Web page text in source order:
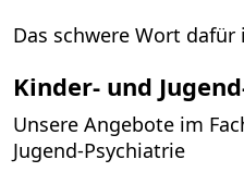
Das schwere Wort
Kinder- und
Unsere Angebote im
Jugend-Psychiatrie